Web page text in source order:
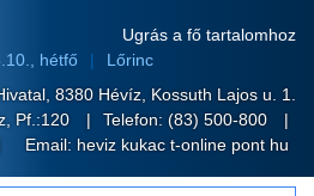
Ugrás a fő tartalomhoz
hétfő
Lőrinc
8380 Hévíz, Kossuth Lajos u. 1.
Pf.:120
Telefon: (83) 500-800
Email: heviz kukac t-online pont hu